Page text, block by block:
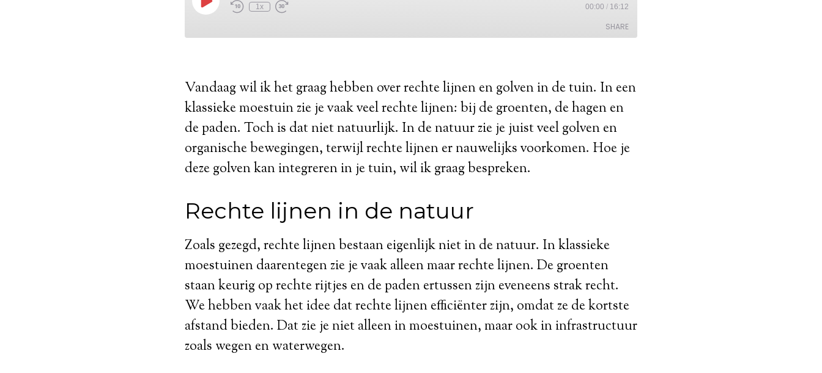
Vandaag wil ik het graag hebben over rechte lijnen en golven in de tuin. In een
klassieke moestuin zie je vaak veel rechte lijnen: bij de groenten, de hagen en
de paden. Toch is dat niet natuurlijk. In de natuur zie je juist veel golven en
organische bewegingen, terwijl rechte lijnen er nauwelijks voorkomen. Hoe je
deze golven kan integreren in je tuin, wil ik graag bespreken.
Rechte lijnen in de natuur
Zoals gezegd, rechte lijnen bestaan eigenlijk niet in de natuur. In klassieke
moestuinen daarentegen zie je vaak alleen maar rechte lijnen. De groenten
staan keurig op rechte rijtjes en de paden ertussen zijn eveneens strak recht.
We hebben vaak het idee dat rechte lijnen efficiënter zijn, omdat ze de kortste
afstand bieden. Dat zie je niet alleen in moestuinen, maar ook in infrastructuur
zoals wegen en waterwegen.